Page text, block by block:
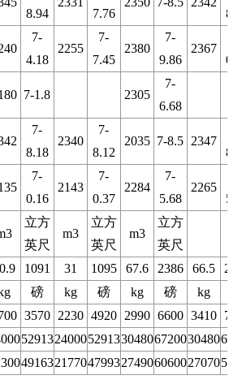
8.94
7.76
7-
4.18
2255
7-
7.45
2380
7-
9.86
2367
7-1.8 2305
7-
6.68
7-
8.18
2340
7-
8.12
2035 7-8.5 2347
7-
0.16
2143
7-
0.37
2284
7-
5.68
2265
立方
英尺
m3
立方
英尺
m3
立方
英尺
1091 31 1095 67.6 2386 66.5
磅 kg 磅 kg 磅 kg
3570 2230 4920 2990 6600 3410
529132400052913304806720030480
491632177047993274906060027070